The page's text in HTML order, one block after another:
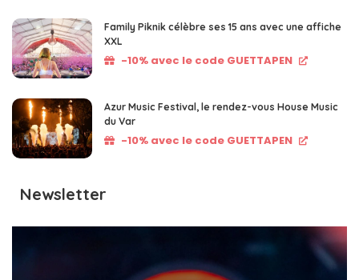
Family Piknik célèbre ses 15 ans avec une affiche
XXL
-10% avec le code GUETTAPEN
Azur Music Festival, le rendez-vous House Music
du Var
-10% avec le code GUETTAPEN
Newsletter